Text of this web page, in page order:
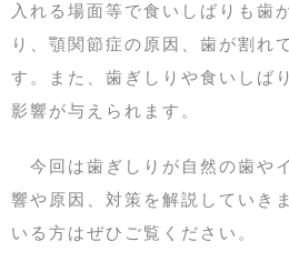
入れる場面等で食いしばりも歯
り、顎関節症の原因、歯が割れ
す。また、歯ぎしりや食いしば
影響が与えられます。
今回は歯ぎしりが自然の歯や
響や原因、対策を解説していき
いる方はぜひご覧ください。